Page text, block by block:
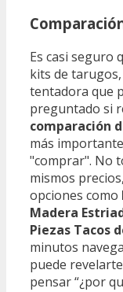
Es casi seguro
kits de
tentadora que
preguntado si
comparación
más
"comprar". No
mismos
opciones como
Madera
Piezas Tacos
minutos
puede
pensar “¿por